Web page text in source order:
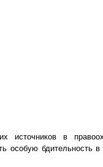
в
особую бдительность